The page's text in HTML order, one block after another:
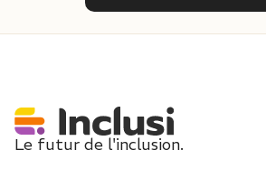
Le futur de l'inclusion.